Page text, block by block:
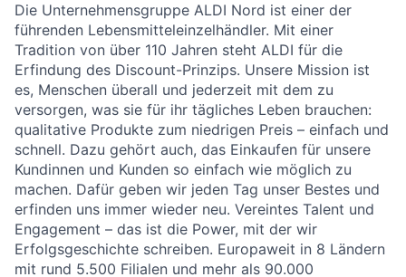
Die Unternehmensgruppe ALDI Nord ist einer der
führenden Lebensmitteleinzelhändler. Mit einer
Tradition von über 110 Jahren steht ALDI für die
Erfindung des Discount-Prinzips. Unsere Mission ist
es, Menschen überall und jederzeit mit dem zu
versorgen, was sie für ihr tägliches Leben brauchen:
qualitative Produkte zum niedrigen Preis – einfach und
schnell. Dazu gehört auch, das Einkaufen für unsere
Kundinnen und Kunden so einfach wie möglich zu
machen. Dafür geben wir jeden Tag unser Bestes und
erfinden uns immer wieder neu. Vereintes Talent und
Engagement – das ist die Power, mit der wir
Erfolgsgeschichte schreiben. Europaweit in 8 Ländern
mit rund 5.500 Filialen und mehr als 90.000